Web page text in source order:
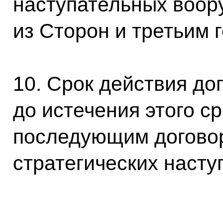
из Сторон и третьим
10. Срок действия
до истечения этого
последующим
стратегических